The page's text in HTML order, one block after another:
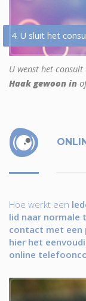
4. U sluit het
U wenst het consult
Haak gewoon in
Hoe werkt een
lid naar normale
contact met een
hier het
online